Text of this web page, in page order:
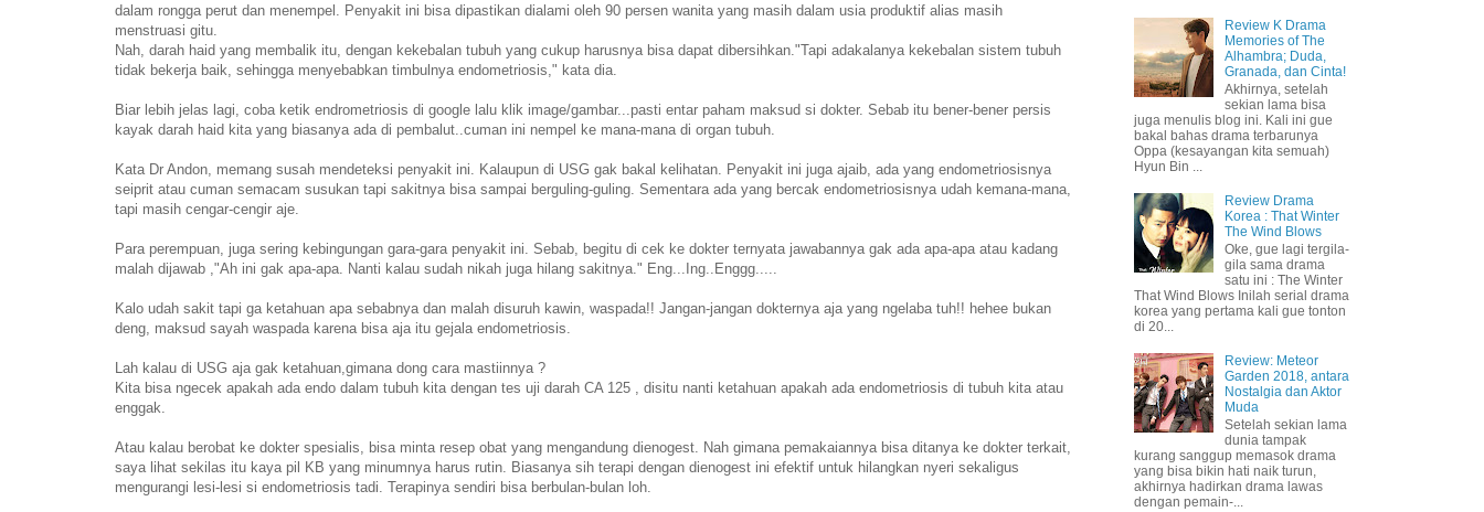
dalam rongga perut dan menempel. Penyakit ini bisa dipastikan dialami oleh 90 persen wanita yang masih dalam usia produktif alias masih
menstruasi gitu.
Nah, darah haid yang membalik itu, dengan kekebalan tubuh yang cukup harusnya bisa dapat dibersihkan."Tapi adakalanya kekebalan sistem tubuh
tidak bekerja baik, sehingga menyebabkan timbulnya endometriosis," kata dia.
Biar lebih jelas lagi, coba ketik endrometriosis di google lalu klik image/gambar...pasti entar paham maksud si dokter. Sebab itu bener-bener persis
kayak darah haid kita yang biasanya ada di pembalut..cuman ini nempel ke mana-mana di organ tubuh.
Kata Dr Andon, memang susah mendeteksi penyakit ini. Kalaupun di USG gak bakal kelihatan. Penyakit ini juga ajaib, ada yang endometriosisnya
seiprit atau cuman semacam susukan tapi sakitnya bisa sampai berguling-guling. Sementara ada yang bercak endometriosisnya udah kemana-mana,
tapi masih cengar-cengir aje.
Para perempuan, juga sering kebingungan gara-gara penyakit ini. Sebab, begitu di cek ke dokter ternyata jawabannya gak ada apa-apa atau kadang
malah dijawab ,"Ah ini gak apa-apa. Nanti kalau sudah nikah juga hilang sakitnya." Eng...Ing..Enggg.....
Kalo udah sakit tapi ga ketahuan apa sebabnya dan malah disuruh kawin, waspada!! Jangan-jangan dokternya aja yang ngelaba tuh!! hehee bukan
deng, maksud sayah waspada karena bisa aja itu gejala endometriosis.
Lah kalau di USG aja gak ketahuan,gimana dong cara mastiinnya ?
Kita bisa ngecek apakah ada endo dalam tubuh kita dengan tes uji darah CA 125 , disitu nanti ketahuan apakah ada endometriosis di tubuh kita atau
enggak.
Atau kalau berobat ke dokter spesialis, bisa minta resep obat yang mengandung dienogest. Nah gimana pemakaiannya bisa ditanya ke dokter terkait,
saya lihat sekilas itu kaya pil KB yang minumnya harus rutin. Biasanya sih terapi dengan dienogest ini efektif untuk hilangkan nyeri sekaligus
mengurangi lesi-lesi si endometriosis tadi. Terapinya sendiri bisa berbulan-bulan loh.
Review K Drama
Memories of The
Alhambra; Duda,
Granada, dan Cinta!
Akhirnya, setelah
sekian lama bisa
juga menulis blog ini. Kali ini gue
bakal bahas drama terbarunya
Oppa (kesayangan kita semuah)
Hyun Bin ...
Review Drama
Korea : That Winter
The Wind Blows
Oke, gue lagi tergila-
gila sama drama
satu ini : The Winter
That Wind Blows Inilah serial drama
korea yang pertama kali gue tonton
di 20...
Review: Meteor
Garden 2018, antara
Nostalgia dan Aktor
Muda
Setelah sekian lama
dunia tampak
kurang sanggup memasok drama
yang bisa bikin hati naik turun,
akhirnya hadirkan drama lawas
dengan pemain-...